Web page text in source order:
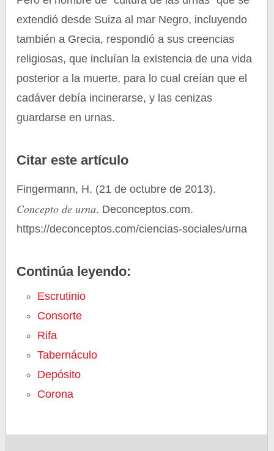
extendió desde Suiza al mar Negro, incluyendo
también a Grecia, respondió a sus creencias
religiosas, que incluían la existencia de una vida
posterior a la muerte, para lo cual creían que el
cadáver debía incinerarse, y las cenizas
guardarse en urnas.
Citar este artículo
Fingermann, H. (21 de octubre de 2013).
Concepto de urna. Deconceptos.com.
https://deconceptos.com/ciencias-sociales/urna
Continúa leyendo:
Escrutinio
Consorte
Rifa
Tabernáculo
Depósito
Corona